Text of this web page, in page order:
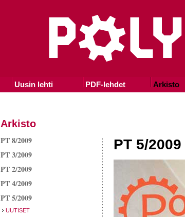
Uusin lehti PDF-lehdet Arkisto
Arkisto
PT 8/2009
PT 3/2009
PT 2/2009
PT 4/2009
PT 5/2009
UUTISET
PT 5/2009